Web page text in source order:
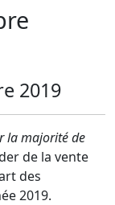
2019
la majorité de
de la vente
des
2019.